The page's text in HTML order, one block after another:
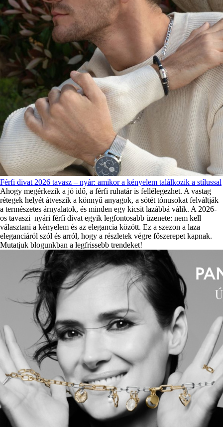
Férfi divat 2026 tavasz – nyár: amikor a kényelem találkozik a stílussal
Ahogy megérkezik a jó idő, a férfi ruhatár is fellélegezhet. A vastag
rétegek helyét átveszik a könnyű anyagok, a sötét tónusokat felváltják
a természetes árnyalatok, és minden egy kicsit lazábbá válik. A 2026-
os tavaszi–nyári férfi divat egyik legfontosabb üzenete: nem kell
választani a kényelem és az elegancia között. Ez a szezon a laza
eleganciáról szól és arról, hogy a részletek végre főszerepet kapnak.
Mutatjuk blogunkban a legfrissebb trendeket!